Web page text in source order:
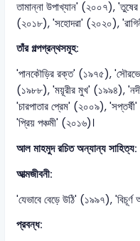
তামান্না উপাখ্যান' (২০০৭),
(২০১৮), 'সহোদরা' (২০২০),
তাঁর গল্পগ্রন্থসমূহ:
'পানকৌড়ির রক্ত' (১৯৭৫),
(১৯৮৮), 'ময়ূরীর মুখ' (১৯৯৪),
'চারপাতার প্রেম' (২০০৯),
'প্রিয় পঞ্চমী' (২০১৬)।
আল মাহমুদ রচিত অন্যান্য সাহিত্য:
আত্মজীবনী:
'যেভাবে বেড়ে উঠি' (১৯৯৭),
প্রবন্ধ: